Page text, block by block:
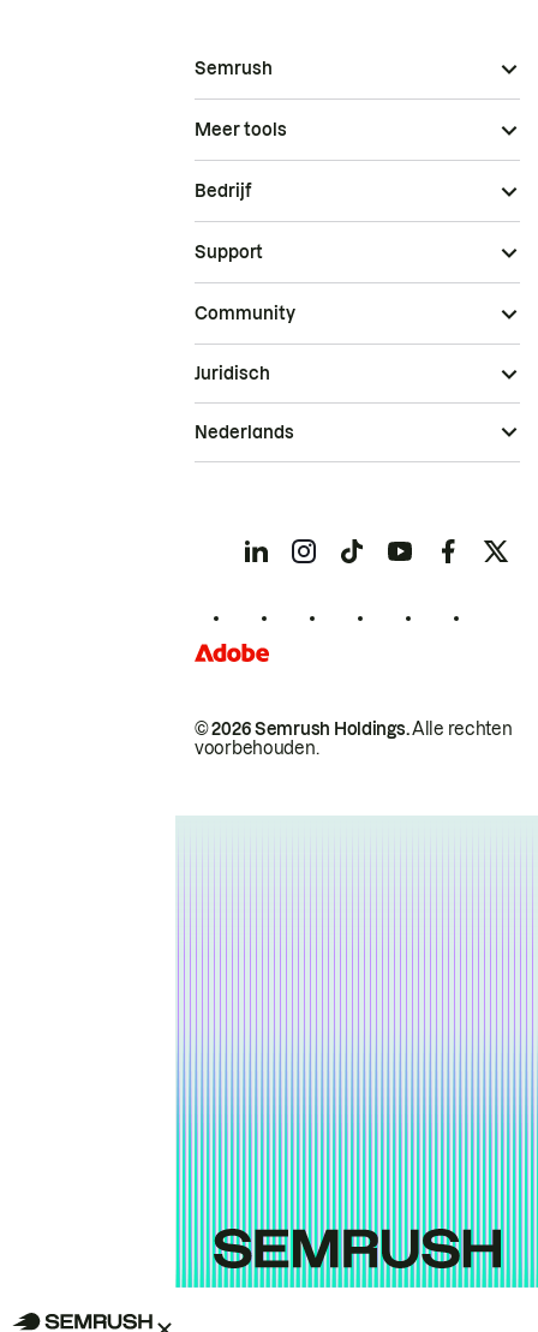
Semrush
Meer tools
Bedrijf
Support
Community
© 2026 Semrush Holdings.Alle rechten
voorbehouden.
Juridisch
Nederlands